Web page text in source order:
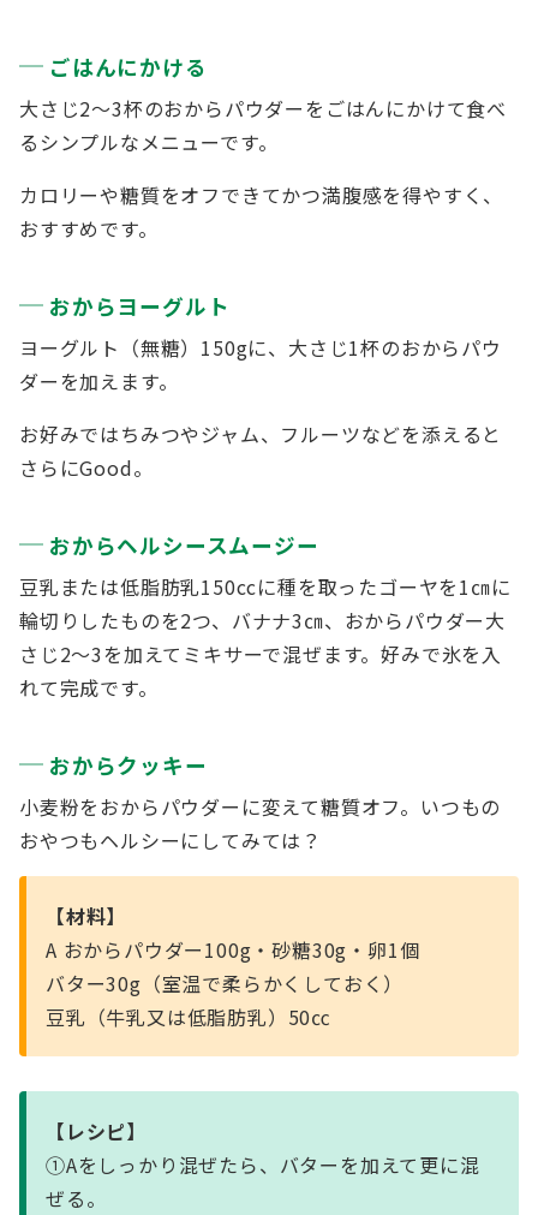
ごはんにかける
大さじ2～3杯のおからパウダーをごはんにかけて食べ
るシンプルなメニューです。
カロリーや糖質をオフできてかつ満腹感を得やすく、
おすすめです。
おからヨーグルト
ヨーグルト（無糖）150gに、大さじ1杯のおからパウ
ダーを加えます。
お好みではちみつやジャム、フルーツなどを添えると
さらにGood。
おからヘルシースムージー
豆乳または低脂肪乳150ccに種を取ったゴーヤを1㎝に
輪切りしたものを2つ、バナナ3㎝、おからパウダー大
さじ2～3を加えてミキサーで混ぜます。好みで氷を入
れて完成です。
おからクッキー
小麦粉をおからパウダーに変えて糖質オフ。いつもの
おやつもヘルシーにしてみては？
【材料】
A おからパウダー100g・砂糖30g・卵1個
バター30g（室温で柔らかくしておく）
豆乳（牛乳又は低脂肪乳）50㏄
【レシピ】
①Aをしっかり混ぜたら、バターを加えて更に混
ぜる。